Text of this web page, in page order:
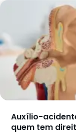
Auxílio-
quem tem